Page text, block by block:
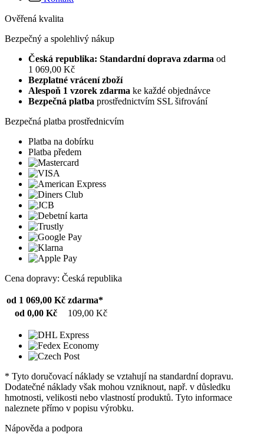
Ověřená kvalita
Bezpečný a spolehlivý nákup
Česká republika: Standardní doprava zdarma od
1 069,00 Kč
Bezplatné vrácení zboží
Alespoň 1 vzorek zdarma ke každé objednávce
Bezpečná platba prostřednictvím SSL šifrování
Bezpečná platba prostřednicvím
Platba na dobírku
Platba předem
Cena dopravy: Česká republika
od 1 069,00 Kč zdarma*
od 0,00 Kč
109,00 Kč
* Tyto doručovací náklady se vztahují na standardní dopravu.
Dodatečné náklady však mohou vzniknout, např. v důsledku
hmotnosti, velikosti nebo vlastností produktů. Tyto informace
naleznete přímo v popisu výrobku.
Nápověda a podpora